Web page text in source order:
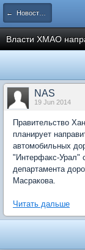
← Новости рынка недвижимости
Власти ХМАО
NAS
19 Jun 2014
Правительство
планирует
автомобильных
"Интерфакс-Урал"
департамента
Масракова.
Читать дальше